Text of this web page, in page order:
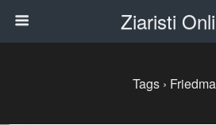
Ziaristi
Tags ›